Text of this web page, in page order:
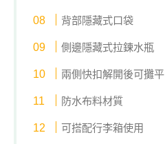
背部隱藏式口袋
側邊隱藏式拉鍊水瓶
兩側快扣解開後可攤平
防水布料材質
可搭配行李箱使用